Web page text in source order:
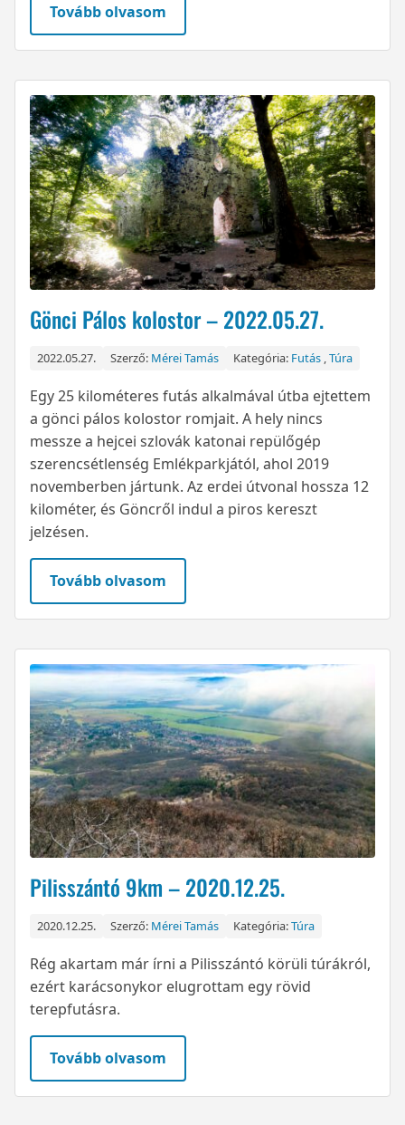
Tovább olvasom
Gönci Pálos kolostor – 2022.05.27.
2022.05.27. Szerző: Mérei Tamás Kategória: Futás Túra
Egy 25 kilométeres futás alkalmával útba ejtettem
a gönci pálos kolostor romjait. A hely nincs
messze a hejcei szlovák katonai repülőgép
szerencsétlenség Emlékparkjától, ahol 2019
novemberben jártunk. Az erdei útvonal hossza 12
kilométer, és Göncről indul a piros kereszt
jelzésen.
Tovább olvasom
Pilisszántó 9km – 2020.12.25.
2020.12.25. Szerző: Mérei Tamás Kategória:Túra
Rég akartam már írni a Pilisszántó körüli túrákról,
ezért karácsonykor elugrottam egy rövid
terepfutásra.
Tovább olvasom